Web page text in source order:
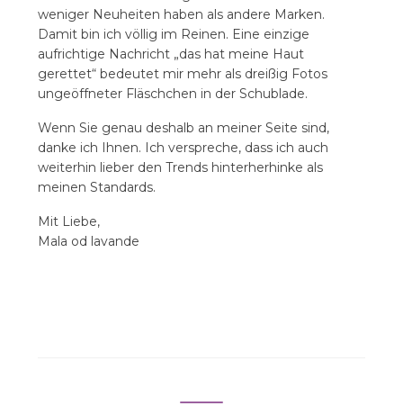
weniger Neuheiten haben als andere Marken.
Damit bin ich völlig im Reinen. Eine einzige
aufrichtige Nachricht „das hat meine Haut
gerettet“ bedeutet mir mehr als dreißig Fotos
ungeöffneter Fläschchen in der Schublade.
Wenn Sie genau deshalb an meiner Seite sind,
danke ich Ihnen. Ich verspreche, dass ich auch
weiterhin lieber den Trends hinterherhinke als
meinen Standards.
Mit Liebe,
Mala od lavande